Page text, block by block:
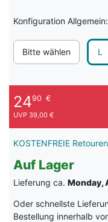
Konfiguration Allgemein:
Bitte wählen L
2490 €
UVP 39,00 €
KOSTENFREIE Retouren
Auf Lager
Lieferung ca. Monday,
Oder schnellste
Bestellung innerhalb